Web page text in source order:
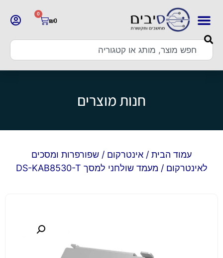
₪0
0
חנות מוצרים
עמוד הבית / אינטרקום / שפורפרות ומסכים
לאינטרקום / מעמד שולחני למסך DS-KAB8530-T